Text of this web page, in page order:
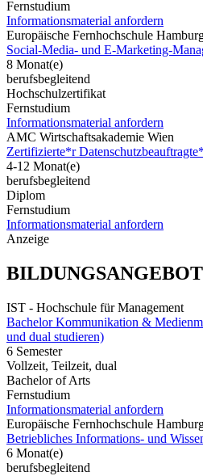
Fernstudium
Informationsmaterial anfordern
Europäische Fernhochschule
Social-Media- und E-Marketing-
8 Monat(e)
berufsbegleitend
Hochschulzertifikat
Fernstudium
Informationsmaterial anfordern
AMC Wirtschaftsakademie Wien
Zertifizierte*r
4-12 Monat(e)
berufsbegleitend
Diplom
Fernstudium
Informationsmaterial anfordern
Anzeige
IST - Hochschule für Management
Bachelor Kommunikation &
und dual studieren)
6 Semester
Vollzeit, Teilzeit, dual
Bachelor of Arts
Fernstudium
Informationsmaterial anfordern
Europäische Fernhochschule
Betriebliches Informations- und
6 Monat(e)
berufsbegleitend